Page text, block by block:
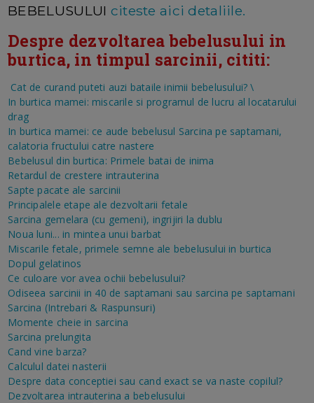
BEBELUSULUI citeste aici detaliile.
Despre dezvoltarea bebelusului in
burtica, in timpul sarcinii, cititi:
Cat de curand puteti auzi bataile inimii bebelusului? \
In burtica mamei: miscarile si programul de lucru al locatarului
drag
In burtica mamei: ce aude bebelusul Sarcina pe saptamani,
calatoria fructului catre nastere
Bebelusul din burtica: Primele batai de inima
Retardul de crestere intrauterina
Sapte pacate ale sarcinii
Principalele etape ale dezvoltarii fetale
Sarcina gemelara (cu gemeni), ingrijiri la dublu
Noua luni... in mintea unui barbat
Miscarile fetale, primele semne ale bebelusului in burtica
Dopul gelatinos
Ce culoare vor avea ochii bebelusului?
Odiseea sarcinii in 40 de saptamani sau sarcina pe saptamani
Sarcina (Intrebari & Raspunsuri)
Momente cheie in sarcina
Sarcina prelungita
Cand vine barza?
Calculul datei nasterii
Despre data conceptiei sau cand exact se va naste copilul?
Dezvoltarea intrauterina a bebelusului